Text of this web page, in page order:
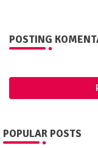
POSTING
POPULAR POSTS